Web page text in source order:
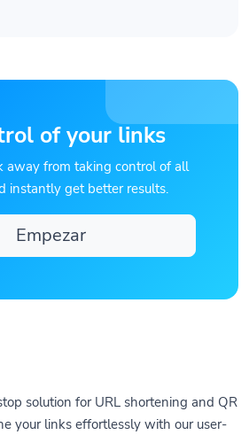
of your links
away from taking control of all
instantly get better results.
Empezar
solution for URL shortening and QR
your links effortlessly with our user-